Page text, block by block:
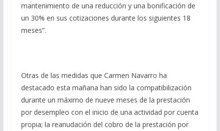
mantenimiento de una reducción y una bonificación de
un 30% en sus cotizaciones durante los siguientes 18
meses”.
Otras de las medidas que Carmen Navarro ha
destacado esta mañana han sido la compatibilización
durante un máximo de nueve meses de la prestación
por desempleo con el inicio de una actividad por cuenta
propia; la reanudación del cobro de la prestación por